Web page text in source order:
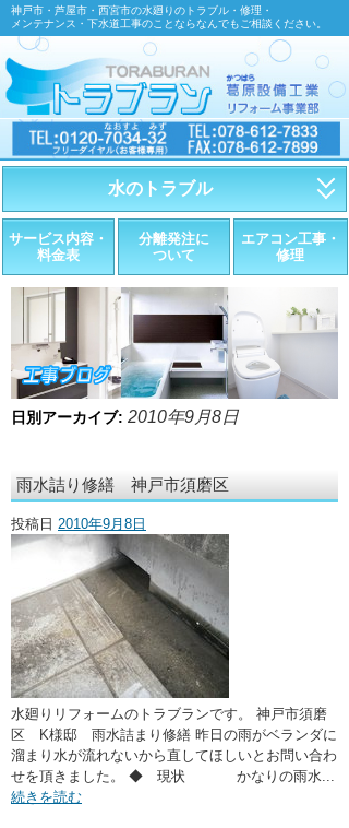
神戸市・芦屋市・西宮市の水廻りのトラブル・修理・
メンテナンス・下水道工事のことならなんでもご相談ください。
水のトラブル
・トイレが詰まったら
・トイレが漏れたら
・水道管が漏れたら
・排水が詰まったら
・悪臭調査
・ここに水栓がほしい
・水廻りメンテナンス
サービス内容・
料金表
分離発注に
ついて
エアコン工事・
修理
日別アーカイブ: 2010年9月8日
雨水詰り修繕 神戸市須磨区
投稿日 2010年9月8日
水廻りリフォームのトラブランです。 神戸市須磨
区 K様邸 雨水詰まり修繕 昨日の雨がベランダに
溜まり水が流れないから直してほしいとお問い合わ
せを頂きました。 ◆ 現状 かなりの雨水...
続きを読む